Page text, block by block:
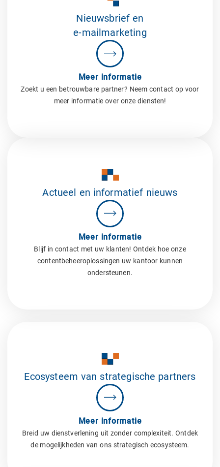
Nieuwsbrief en
e-mailmarketing
Meer informatie
Zoekt u een betrouwbare partner? Neem contact op voor
meer informatie over onze diensten!
Actueel en informatief nieuws
Meer informatie
Blijf in contact met uw klanten! Ontdek hoe onze
contentbeheeroplossingen uw kantoor kunnen
ondersteunen.
Ecosysteem van strategische partners
Meer informatie
Breid uw dienstverlening uit zonder complexiteit. Ontdek
de mogelijkheden van ons strategisch ecosysteem.​